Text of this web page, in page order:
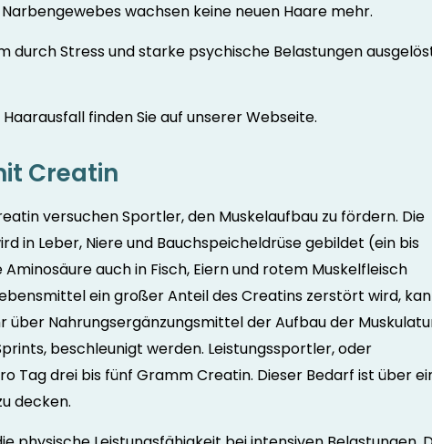
wachsen keine neuen Haare mehr.
durch Stress und starke psychische Belastungen
finden Sie auf unserer Webseite.
Creatin
versuchen Sportler, den Muskelaufbau zu fördern. Die
in Leber, Niere und Bauchspeicheldrüse gebildet (ein bis
auch in Fisch, Eiern und rotem Muskelfleisch
ein großer Anteil des Creatins zerstört wird,
über Nahrungsergänzungsmittel der Aufbau der
beschleunigt werden. Leistungssportler, oder
Tag drei bis fünf Gramm Creatin. Dieser Bedarf ist über
decken.